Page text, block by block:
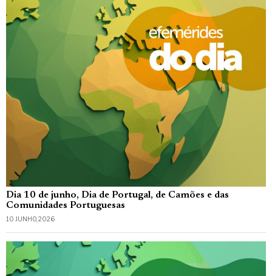
Dia 10 de junho, Dia de Portugal, de Camões e das
Comunidades Portuguesas
10 JUNHO, 2026